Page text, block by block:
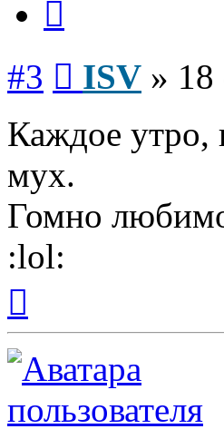
#3 ISV »
Каждое утро,
мух.
Гомно
:lol:
началу